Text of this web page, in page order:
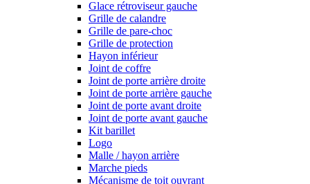
Glace rétroviseur gauche
Grille de calandre
Grille de pare-choc
Grille de protection
Hayon inférieur
Joint de coffre
Joint de porte arrière droite
Joint de porte arrière gauche
Joint de porte avant droite
Joint de porte avant gauche
Kit barillet
Logo
Malle / hayon arrière
Marche pieds
Mécanisme de toit ouvrant